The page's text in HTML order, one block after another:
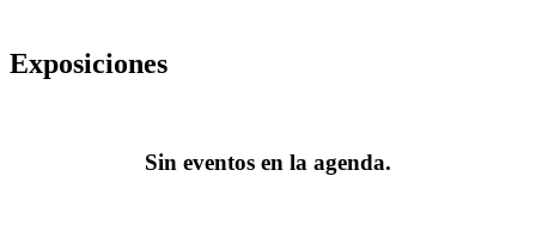
Exposiciones
Sin eventos en la agenda.